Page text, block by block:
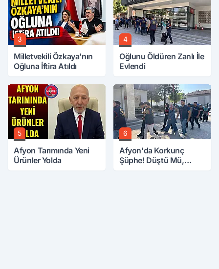
3
Milletvekili Özkaya’nın
Oğluna İftira Atıldı
4
Oğlunu Öldüren Zanlı İle
Evlendi
5
Afyon Tarımında Yeni
Ürünler Yolda
6
Afyon'da Korkunç
Şüphe! Düştü Mü,